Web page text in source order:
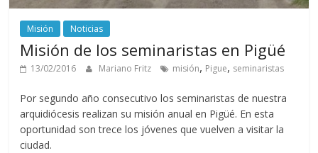
Misión Noticias
Misión de los seminaristas en Pigüé
13/02/2016 Mariano Fritz misión, Pigue, seminaristas
Por segundo año consecutivo los seminaristas de nuestra
arquidiócesis realizan su misión anual en Pigüé. En esta
oportunidad son trece los jóvenes que vuelven a visitar la
ciudad.